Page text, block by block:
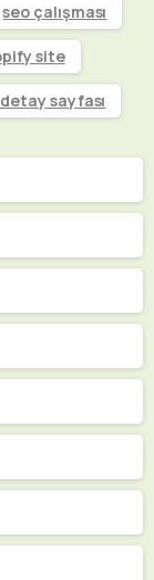
seo çalışması
site
sayfası